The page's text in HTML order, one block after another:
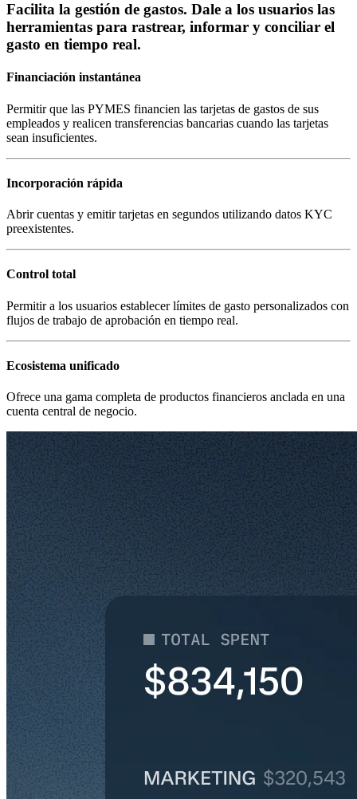
Facilita la gestión de gastos. Dale a los usuarios las
herramientas para rastrear, informar y conciliar el
gasto en tiempo real.
Financiación instantánea
Permitir que las PYMES financien las tarjetas de gastos de sus
empleados y realicen transferencias bancarias cuando las tarjetas
sean insuficientes.
Incorporación rápida
Abrir cuentas y emitir tarjetas en segundos utilizando datos KYC
preexistentes.
Control total
Permitir a los usuarios establecer límites de gasto personalizados con
flujos de trabajo de aprobación en tiempo real.
Ecosistema unificado
Ofrece una gama completa de productos financieros anclada en una
cuenta central de negocio.